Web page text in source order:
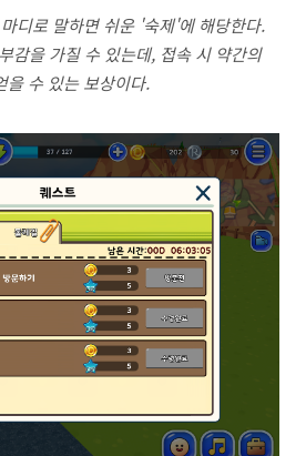
디로 말하면 쉬운 '숙제'에 해당한다.
감을 가질 수 있는데, 접속 시 약간의
을 수 있는 보상이다.